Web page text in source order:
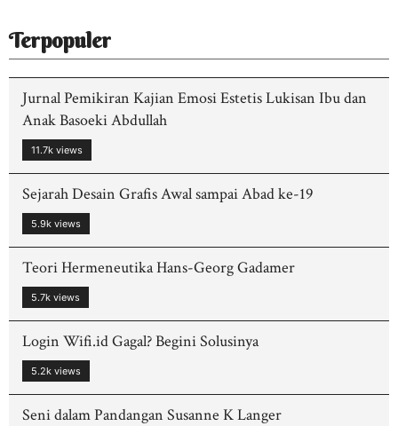
Terpopuler
Jurnal Pemikiran Kajian Emosi Estetis Lukisan Ibu dan
Anak Basoeki Abdullah
11.7k views
Sejarah Desain Grafis Awal sampai Abad ke-19
5.9k views
Teori Hermeneutika Hans-Georg Gadamer
5.7k views
Login Wifi.id Gagal? Begini Solusinya
5.2k views
Seni dalam Pandangan Susanne K Langer